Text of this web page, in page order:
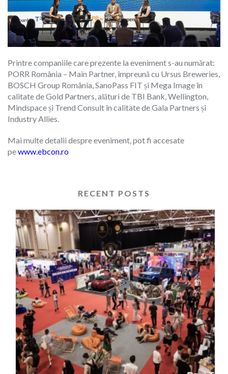
Printre companiile care prezente la eveniment s-au numărat:
PORR România – Main Partner, împreună cu Ursus Breweries,
BOSCH Group România, SanoPass FIT și Mega Image în
calitate de Gold Partners, alături de TBI Bank, Wellington,
Mindspace și Trend Consult în calitate de Gala Partners și
Industry Allies.
Mai multe detalii despre eveniment, pot fi accesate
pewww.ebcon.ro
RECENT POSTS